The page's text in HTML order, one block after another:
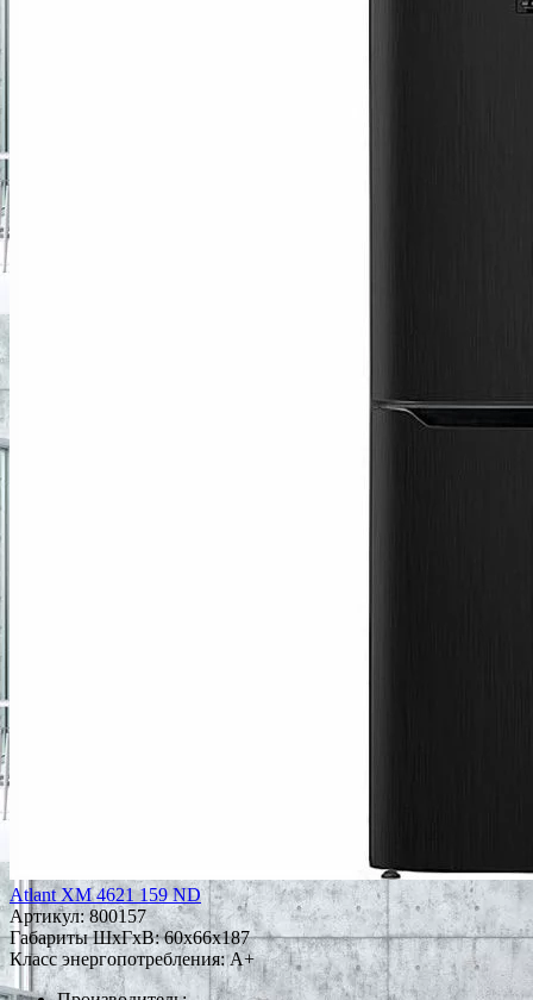
Atlant ХМ 4621 159 ND
Артикул:800157
Габариты ШxГxВ: 60x66x187
Класс энергопотребления: A+